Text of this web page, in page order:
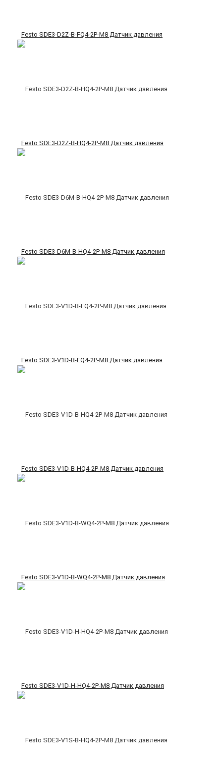
Festo SDE3-D2Z-B-FQ4-2P-M8 Датчик давления
Festo SDE3-D2Z-B-HQ4-2P-M8 Датчик давления
Festo SDE3-D6M-B-HQ4-2P-M8 Датчик давления
Festo SDE3-V1D-B-FQ4-2P-M8 Датчик давления
Festo SDE3-V1D-B-HQ4-2P-M8 Датчик давления
Festo SDE3-V1D-B-WQ4-2P-M8 Датчик давления
Festo SDE3-V1D-H-HQ4-2P-M8 Датчик давления